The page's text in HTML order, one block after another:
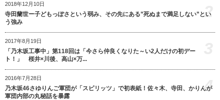
2018年12月10日
寺田蘭世ー子どもっぽさという弱み、その先にある”死ぬまで満足しない”とい
う強み
2
2017年8月19日
「乃木坂工事中」第118回は「今さら仲良くなりた～い2人だけの初デー
ト！」 桜井×川後、高山×万...
2016年7月28日
乃木坂46さゆりんご軍団が「スピリッツ」で初表紙！佐々木、寺田、かりんが
軍団内部の丸秘話を暴露
4